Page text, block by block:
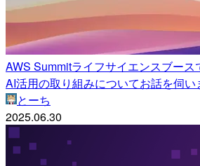
AWS Summitライフサイエンスブー
AI活用の取り組みについてお話を伺
とーち
2025.06.30